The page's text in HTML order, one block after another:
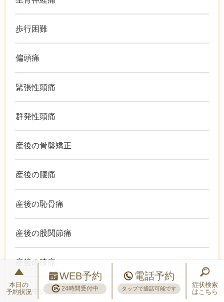
歩行困難
偏頭痛
緊張性頭痛
群発性頭痛
産後の骨盤矯正
産後の腰痛
産後の恥骨痛
産後の股関節痛
産後の膝痛
妊娠中の腰痛
本日の
予約状況
WEB予約
24時間受付中
電話予約
タップで通話可能です
症状検索
はこちら